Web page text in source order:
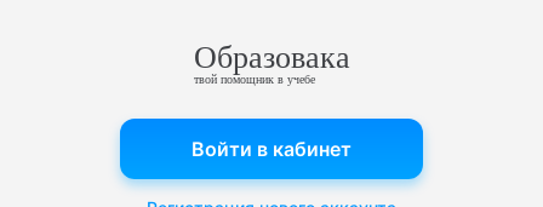
Образовака
твой помощник в учебе
Войти в кабинет